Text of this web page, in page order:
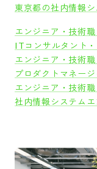
東京都の社内情報
エンジニア・技術
ITコンサルタント
エンジニア・技術
プロダクトマネージ
エンジニア・技術
社内情報システム